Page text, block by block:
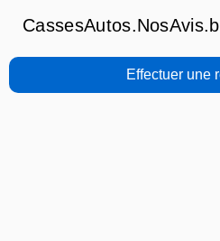
Effectuer une